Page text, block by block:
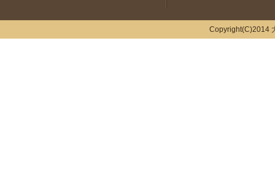
Copyright(C)2014